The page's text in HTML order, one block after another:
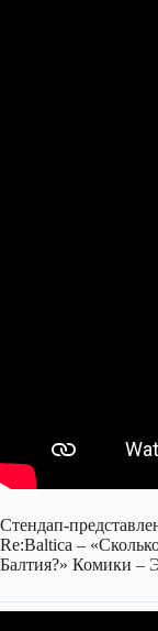
Стендап-
Re:Baltica –
Балтия?» Комики –